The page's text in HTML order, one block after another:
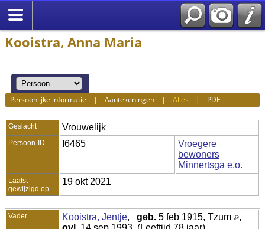
Kooistra, Anna Maria
Persoonlijke informatie |Aantekeningen |Alles | PDF
Geslacht Vrouwelijk
Persoon-ID I6465
Vroegere
bewoners
Minnertsga e.o.
Laatst
gewijzigd op
19 okt 2021
Vader Kooistra, Jentje, geb. 5 feb 1915, Tzum
,